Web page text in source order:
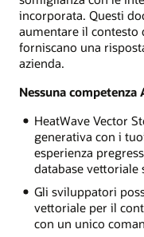
incorporata. Questi
aumentare il contesto
forniscano una
azienda.
Nessuna competenza
HeatWave Vector
generativa con i
esperienza
database vettoriale
Gli sviluppatori
vettoriale per il
con un unico